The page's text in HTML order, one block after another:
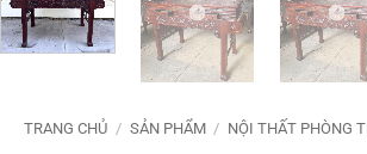
TRANG CHỦ / SẢN PHẨM / NỘI THẤT PHÒNG